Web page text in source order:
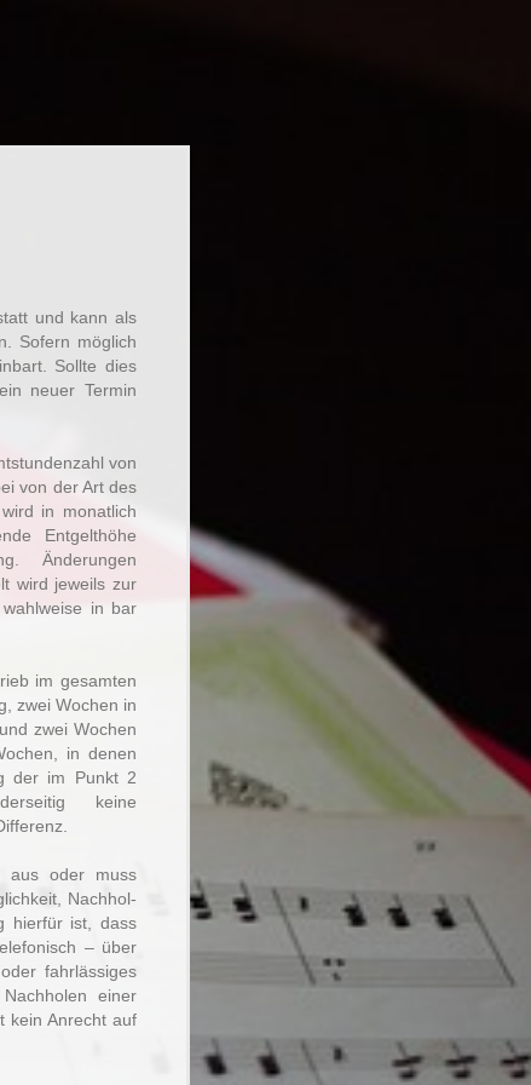
und kann als
Sofern möglich
Sollte dies
neuer Termin
von
von der Art des
in monatlich
Entgelthöhe
Änderungen
wird jeweils zur
in bar
im gesamten
zwei Wochen in
zwei Wochen
in denen
der im Punkt 2
keine
aus oder muss
Nachhol-
hierfür ist, dass
– über
fahrlässiges
einer
kein Anrecht auf